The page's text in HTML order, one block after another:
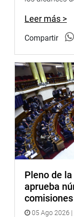
Dijo que
la
la organización
poco para
2025, ya tiene el
Nos hubiera
varios ministros
de Educación al
no lo hizo,
Señaló que el
tengo,
pago de
fueron el señor
¡Que me
esta nunca le
A su turno la
Leer más >
Compartir
Pleno de
aprueba
05 Ago 2026 |